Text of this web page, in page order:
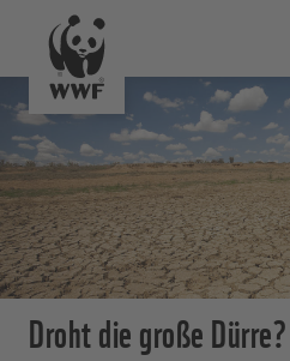
Droht die große Dürre?